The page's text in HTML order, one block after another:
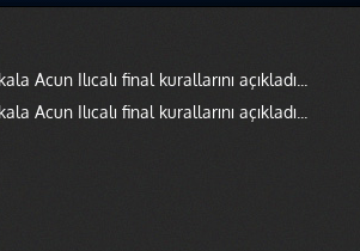
Acun Ilıcalı final kurallarını açıkladı...
Acun Ilıcalı final kurallarını açıkladı...